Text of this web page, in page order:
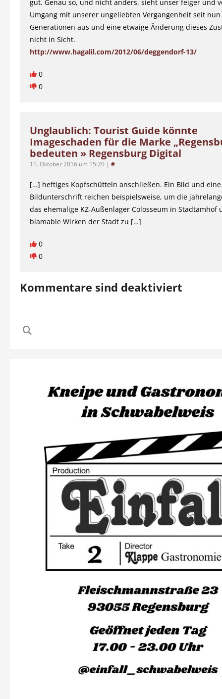
gut. Genau so, und nicht anders, sieht unser feiger und
Umgang mit unserer ungeliebten Vergangenheit seit
Generationen aus und eine etwaige Änderung dieses
nicht in Sicht.
http://www.hagalil.com/2012/06/deggendorf-13/
0
0
Unglaublich: Tourist Guide könnte
Imageschaden für die Marke
bedeuten » Regensburg Digital
11. Oktober 2016 um 15:20 | #
[…] heftiges Kopfschütteln anschließen. Ein Bild und eine
Bildunterschrift reichen beispielsweise, um die
das ehemalige KZ-Außenlager Colosseum in Stadtamhof
blamable Wirken der Stadt zu […]
0
0
Kommentare sind deaktiviert